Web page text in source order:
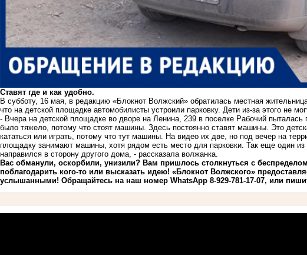
Ставят где и как удобно.
В субботу, 16 мая, в редакцию «Блокнот Волжский» обратилась местная
что на детской площадке автомобилисты устроили парковку. Дети из-за этого не
- Вчера на детской площадке во дворе на Ленина, 239 в поселке Рабочий пыталась
было тяжело, потому что стоят машины. Здесь постоянно ставят машины. Это
кататься или играть, потому что тут машины. На видео их две, но под вечер на
площадку занимают машины, хотя рядом есть место для парковки. Так еще один из
направился в сторону другого дома, - рассказала волжанка.
Вас обманули, оскорбили, унизили? Вам пришлось столкнуться с
поблагодарить кого-то или высказать идею! «Блокнот Волжского»
услышанными! Обращайтесь на наш номер WhatsApp 8-929-781-17-07, или